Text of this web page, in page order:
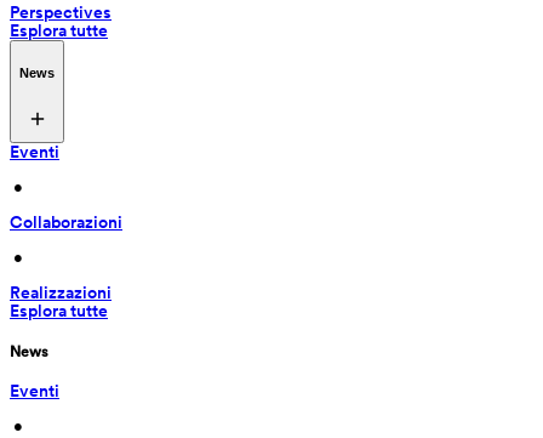
Perspectives
Esplora tutte
News
Eventi
•
Collaborazioni
•
Realizzazioni
Esplora tutte
News
Eventi
•